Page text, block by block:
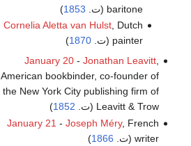
baritone (ت.
1853
)
Cornelia Aletta van Hulst , Dutch
painter (ت.
1870
)
January 20- Jonathan Leavitt,
American bookbinder, co-founder of
the New York City publishing firm of
Leavitt & Trow (ت.
1852
)
January 21 - Joseph Méry, French
writer (ت.
1866
)